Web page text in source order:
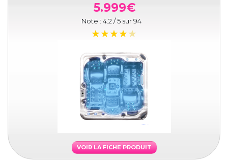
5.999€
Note : 4.2 / 5 sur94
VOIR LA FICHE PRODUIT